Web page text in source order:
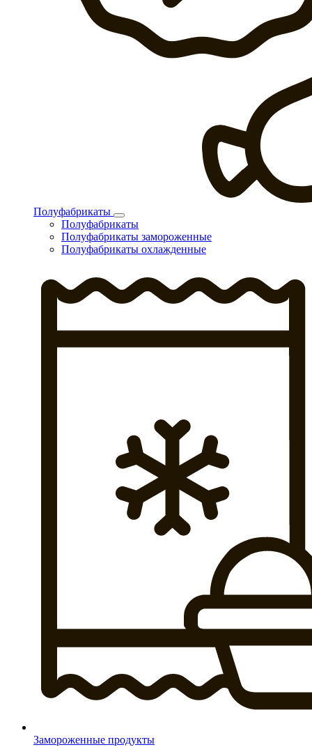
Полуфабрикаты
Полуфабрикаты
Полуфабрикаты замороженные
Полуфабрикаты охлажденные
Замороженные продукты